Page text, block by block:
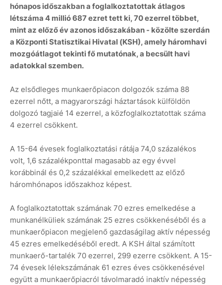
hónapos időszakban a foglalkoztatottak átlagos
létszáma 4 millió 687 ezret tett ki, 70 ezerrel többet,
mint az előző év azonos időszakában - közölte szerdán
a Központi Statisztikai Hivatal (KSH), amely háromhavi
mozgóátlagot tekinti fő mutatónak, a becsült havi
adatokkal szemben.
Az elsődleges munkaerőpiacon dolgozók száma 88
ezerrel nőtt, a magyarországi háztartások külföldön
dolgozó tagjaié 14 ezerrel, a közfoglalkoztatottak száma
4 ezerrel csökkent.
A 15-64 évesek foglalkoztatási rátája 74,0 százalékos
volt, 1,6 százalékponttal magasabb az egy évvel
korábbinál és 0,2 százalékkal emelkedett az előző
háromhónapos időszakhoz képest.
A foglalkoztatottak számának 70 ezres emelkedése a
munkanélküliek számának 25 ezres csökkenéséből és a
munkaerőpiacon megjelenő gazdaságilag aktív népesség
45 ezres emelkedéséből eredt. A KSH által számított
munkaerő-tartalék 70 ezerrel, 299 ezerre csökkent. A 15-
74 évesek lélekszámának 61 ezres éves csökkenésével
együtt a munkaerőpiacról távolmaradó inaktív népesség